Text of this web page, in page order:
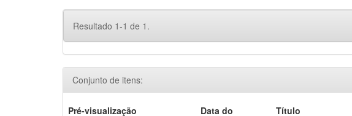
Resultado 1-1 de 1.
Conjunto de itens:
Pré-visualização Data do Título